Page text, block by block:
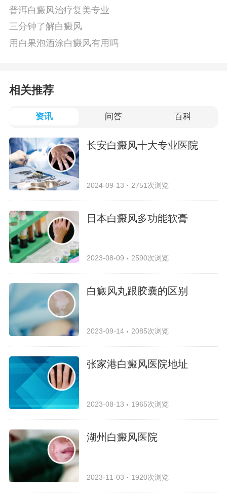
普洱白癜风治疗复美专业
三分钟了解白癜风
用白果泡酒涂白癜风有用吗
相关推荐
资讯 问答 百科
长安白癜风十大专业医院
2024-09-13 2751次浏览
日本白癜风多功能软膏
2023-08-09 2590次浏览
白癜风丸跟胶囊的区别
2023-09-14 2085次浏览
张家港白癜风医院地址
2023-08-13 1965次浏览
湖州白癜风医院
2023-11-03 1920次浏览